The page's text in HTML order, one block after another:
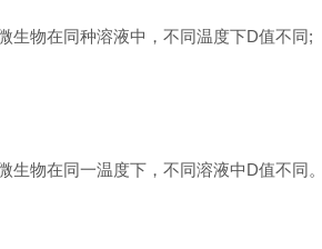
生物在同种溶液中，不同温度下D值不同;
生物在同一温度下，不同溶液中D值不同